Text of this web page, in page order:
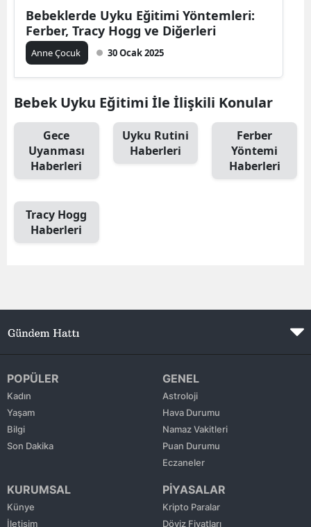
Erzurum
Eskişehir
Gümüşhane
Hatay
Kayseri
Kırşehir
Kocaeli
Konya
Kütahya
Bebeklerde Uyku Eğitimi Yöntemleri:
Ferber, Tracy Hogg ve Diğerleri
Anne Çocuk 30 Ocak 2025
Bebek Uyku Eğitimi İle İlişkili Konular
Gece
Uyanması
Haberleri
Uyku Rutini
Haberleri
Ferber
Yöntemi
Haberleri
Tracy Hogg
Haberleri
POPÜLER
Kadın
Yaşam
Bilgi
Son Dakika
GENEL
Astroloji
Hava Durumu
Namaz Vakitleri
Puan Durumu
Eczaneler
KURUMSAL
Künye
İletişim
PİYASALAR
Kripto Paralar
Döviz Fiyatları